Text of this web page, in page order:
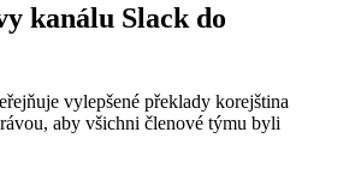
kanálu Slack do
vylepšené překlady korejština
aby všichni členové týmu byli